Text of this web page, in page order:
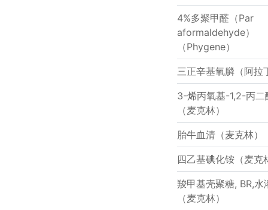
4%多聚甲醛（Par
aformaldehyde）
（Phygene）
三正辛基氧膦（阿拉
3-烯丙氧基-1,2-丙二
（麦克林）
胎牛血清（麦克林）
四乙基碘化铵（麦克
羧甲基壳聚糖, BR,水
（麦克林）